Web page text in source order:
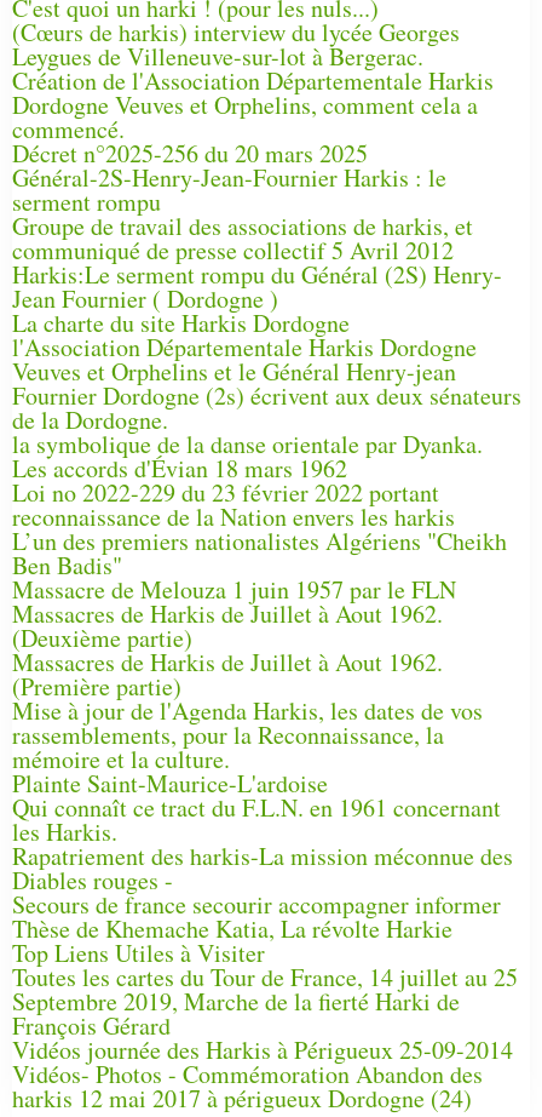
C'est quoi un harki ! (pour les nuls...)
(Cœurs de harkis) interview du lycée Georges
Leygues de Villeneuve-sur-lot à Bergerac.
Création de l'Association Départementale Harkis
Dordogne Veuves et Orphelins, comment cela a
commencé.
Décret n°2025-256 du 20 mars 2025
Général-2S-Henry-Jean-Fournier Harkis : le
serment rompu
Groupe de travail des associations de harkis, et
communiqué de presse collectif 5 Avril 2012
Harkis:Le serment rompu du Général (2S) Henry-
Jean Fournier ( Dordogne )
La charte du site Harkis Dordogne
l'Association Départementale Harkis Dordogne
Veuves et Orphelins et le Général Henry-jean
Fournier Dordogne (2s) écrivent aux deux sénateurs
de la Dordogne.
la symbolique de la danse orientale par Dyanka.
Les accords d'Évian 18 mars 1962
Loi no 2022-229 du 23 février 2022 portant
reconnaissance de la Nation envers les harkis
L’un des premiers nationalistes Algériens "Cheikh
Ben Badis"
Massacre de Melouza 1 juin 1957 par le FLN
Massacres de Harkis de Juillet à Aout 1962.
(Deuxième partie)
Massacres de Harkis de Juillet à Aout 1962.
(Première partie)
Mise à jour de l'Agenda Harkis, les dates de vos
rassemblements, pour la Reconnaissance, la
mémoire et la culture.
Plainte Saint-Maurice-L'ardoise
Qui connaît ce tract du F.L.N. en 1961 concernant
les Harkis.
Rapatriement des harkis-La mission méconnue des
Diables rouges -
Secours de france secourir accompagner informer
Thèse de Khemache Katia, La révolte Harkie
Top Liens Utiles à Visiter
Toutes les cartes du Tour de France, 14 juillet au 25
Septembre 2019, Marche de la fierté Harki de
François Gérard
Vidéos journée des Harkis à Périgueux 25-09-2014
Vidéos- Photos - Commémoration Abandon des
harkis 12 mai 2017 à périgueux Dordogne (24)